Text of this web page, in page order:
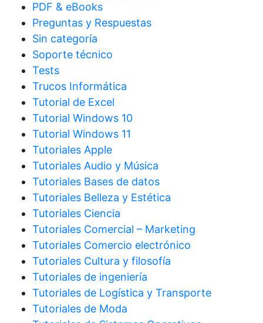
PDF & eBooks
Preguntas y Respuestas
Sin categoría
Soporte técnico
Tests
Trucos Informática
Tutorial de Excel
Tutorial Windows 10
Tutorial Windows 11
Tutoriales Apple
Tutoriales Audio y Música
Tutoriales Bases de datos
Tutoriales Belleza y Estética
Tutoriales Ciencia
Tutoriales Comercial – Marketing
Tutoriales Comercio electrónico
Tutoriales Cultura y filosofía
Tutoriales de ingeniería
Tutoriales de Logística y Transporte
Tutoriales de Moda